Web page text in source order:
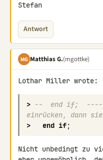
Stefan
Antwort
MG Matthias G.(mgottke)
Lothar Miller wrote:
> --  end if;  -----
einrücken, dann
>
end if;
Nicht unbedingt zu